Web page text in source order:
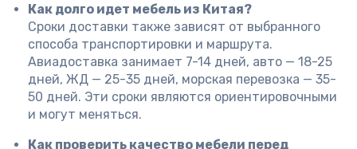
Как долго идет мебель из Китая?
Сроки доставки также зависят от выбранного
способа транспортировки и маршрута.
Авиадоставка занимает 7-14 дней, авто — 18-25
дней, ЖД — 25-35 дней, морская перевозка — 35-
50 дней. Эти сроки являются ориентировочными
и могут меняться.
Как проверить качество мебели перед